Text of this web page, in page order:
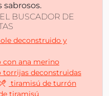
sabrosos.
BUSCADOR DE
deconstruido y
ana merino
torrijas deconstruidas
tiramisú de turrón
tiramisú